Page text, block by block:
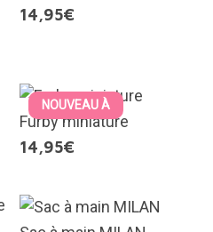
14,95€
NOUVEAU À
Furby miniature
14,95€